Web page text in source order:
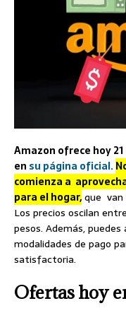
Amazon ofrece hoy
en su página oficial.
comienza a
para el hogar,que van
Los precios oscilan
pesos. Además,
modalidades de pago
satisfactoria.
Ofertas hoy